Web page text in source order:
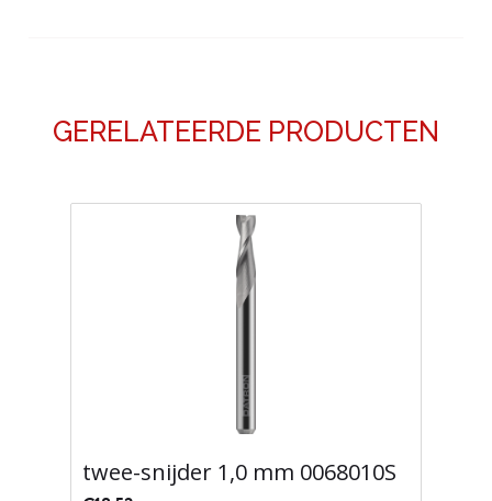
GERELATEERDE PRODUCTEN
twee-snijder 1,0 mm 0068010S